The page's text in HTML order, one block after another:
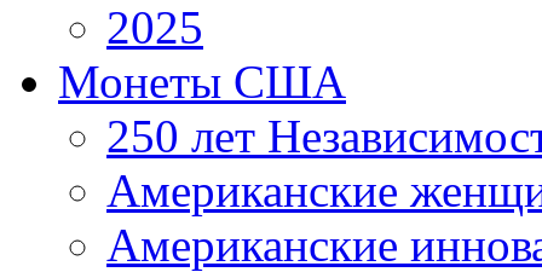
2025
Монеты США
250 лет
Американские
Американские